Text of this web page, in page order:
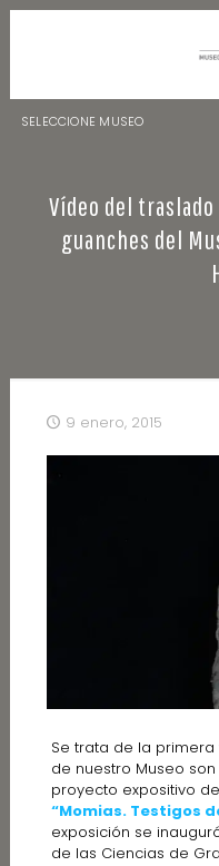
SELECCIONE MUSEO
NATURALEZA Y ARQUEOLOGÍA
LA CIENCIA Y EL COSMOS
Vídeo del traslado
guanches del
9 enero, 2015
Se trata de la
de nuestro Museo
proyecto expositivo
“Momias. Testigos
exposición se
de las Ciencias de